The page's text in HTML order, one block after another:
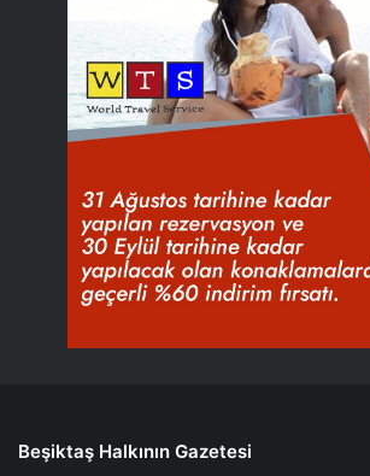
Beşiktaş Halkının Gazetesi